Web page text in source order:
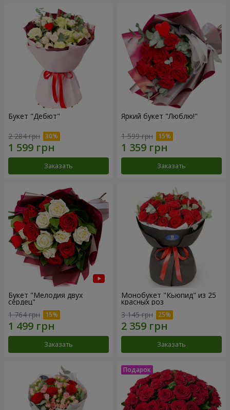
Букет "Дебют"
2 284 грн
Заказать
Яркий букет "Люблю!"
1 599 грн
Заказать
Букет "Мелодия двух
сердец"
1 764 грн
Заказать
Монобукет "Кьюпид" из 25
красных роз
3 145 грн
Заказать